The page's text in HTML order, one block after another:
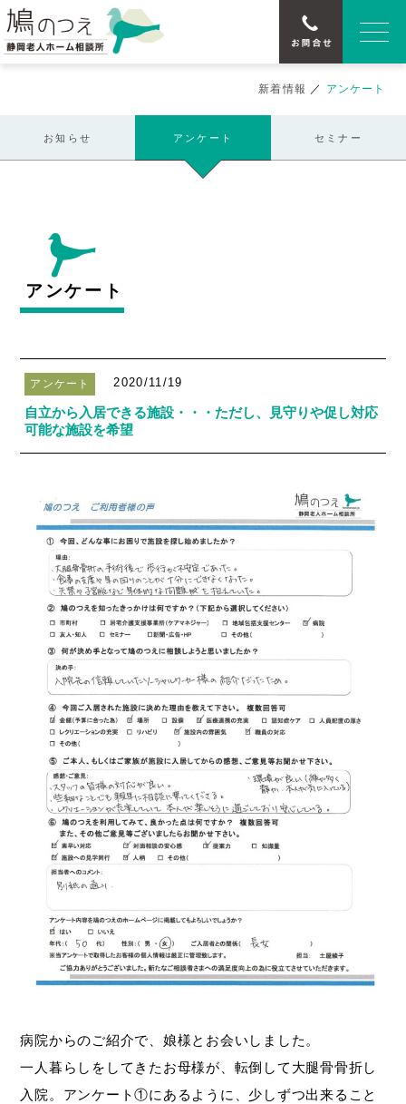
新着情報 ／ アンケート
お知らせ アンケート セミナー
アンケート
アンケート 2020/11/19
自立から入居できる施設・・・ただし、見守りや促し対応
可能な施設を希望
病院からのご紹介で、娘様とお会いしました。
一人暮らしをしてきたお母様が、転倒して大腿骨骨折し
入院。アンケート①にあるように、少しずつ出来ること